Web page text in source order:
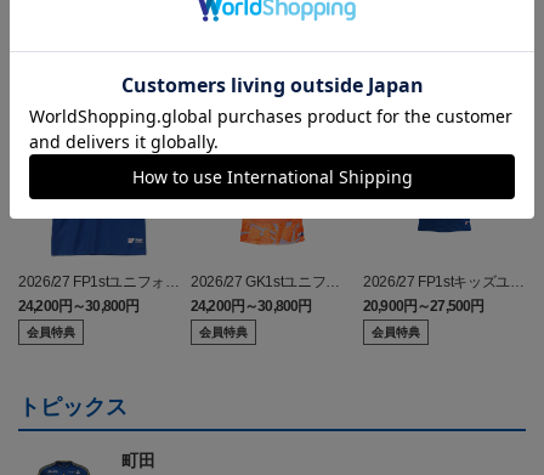
2026/27 FP1stユニフォー
ム
24,200円～30,800円
会員特典
2026/27 GK1stユニフォ
ーム
24,200円～30,800円
会員特典
2026/27 FP1stキッズユニ
フォーム
20,900円～27,500円
会員特典
トピックス
町田